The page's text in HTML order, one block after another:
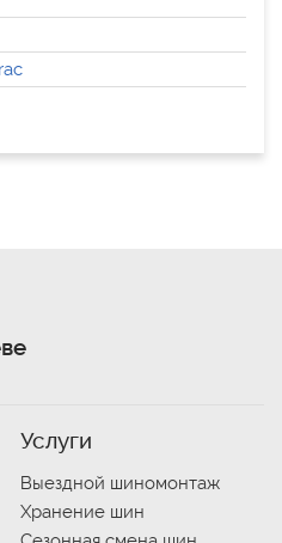
Услуги
Выездной шиномонтаж
Хранение шин